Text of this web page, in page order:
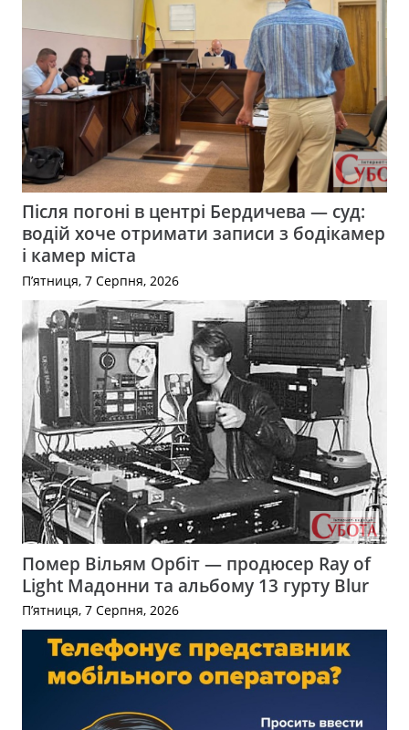
Після погоні в центрі Бердичева — суд:
водій хоче отримати записи з бодікамер
і камер міста
П’ятниця, 7 Серпня, 2026
Помер Вільям Орбіт — продюсер Ray of
Light Мадонни та альбому 13 гурту Blur
П’ятниця, 7 Серпня, 2026